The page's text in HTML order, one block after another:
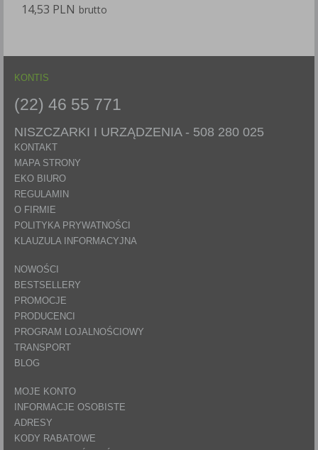
14,53 PLN brutto
KONTIS
(22) 46 55 771
NISZCZARKI I URZĄDZENIA - 508 280 025
KONTAKT
MAPA STRONY
EKO BIURO
REGULAMIN
O FIRMIE
POLITYKA PRYWATNOŚCI
KLAUZULA INFORMACYJNA
NOWOŚCI
BESTSELLERY
PROMOCJE
PRODUCENCI
PROGRAM LOJALNOŚCIOWY
TRANSPORT
BLOG
MOJE KONTO
INFORMACJE OSOBISTE
ADRESY
KODY RABATOWE